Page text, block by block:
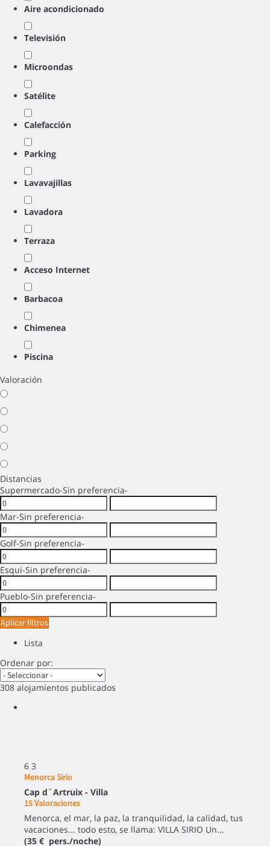
Aire acondicionado
Televisión
Microondas
Satélite
Calefacción
Parking
Lavavajillas
Lavadora
Terraza
Acceso Internet
Barbacoa
Chimenea
Piscina
Valoración
Distancias
Supermercado-Sin preferencia-
Mar-Sin preferencia-
Golf-Sin preferencia-
Esqui-Sin preferencia-
Pueblo-Sin preferencia-
Aplicar filtros
Lista
Ordenar por:
308 alojamientos publicados
6 3
Menorca Sirio
Cap d´Artruix - Villa
15 Valoraciones
Menorca, el mar, la paz, la tranquilidad, la calidad, tus
vacaciones... todo esto, se llama: VILLA SIRIO Un...
(35 € pers./noche)